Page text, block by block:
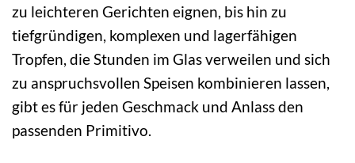
zu leichteren Gerichten eignen, bis hin zu
tiefgründigen, komplexen und lagerfähigen
Tropfen, die Stunden im Glas verweilen und sich
zu anspruchsvollen Speisen kombinieren lassen,
gibt es für jeden Geschmack und Anlass den
passenden Primitivo.